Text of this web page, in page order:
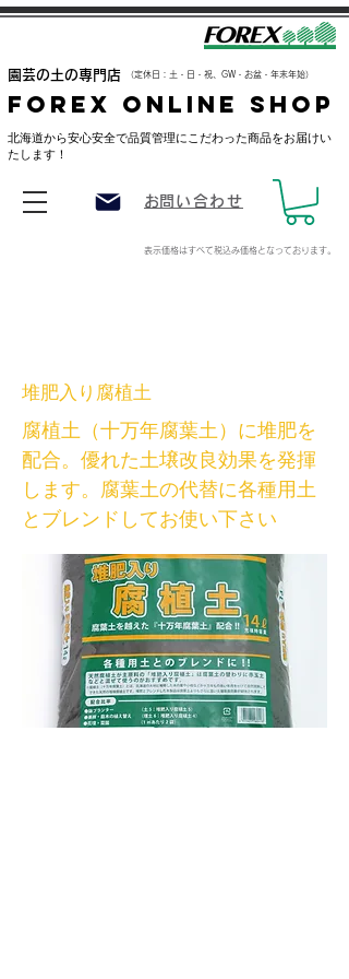
​園芸の土の専門店
FOREX ONLINE SHOP
表示価格はすべて税込み価格となっております。
（定休日：土・日・祝、GW・お盆・年末年始）
​お問い合わせ
​北海道から安心安全で品質管理にこだわった商品をお届けい
たします！
堆肥入り腐植土
腐植土（十万年腐葉土）に堆肥を
配合。優れた土壌改良効果を発揮
します。腐葉土の代替に各種用土
とブレンドしてお使い下さい